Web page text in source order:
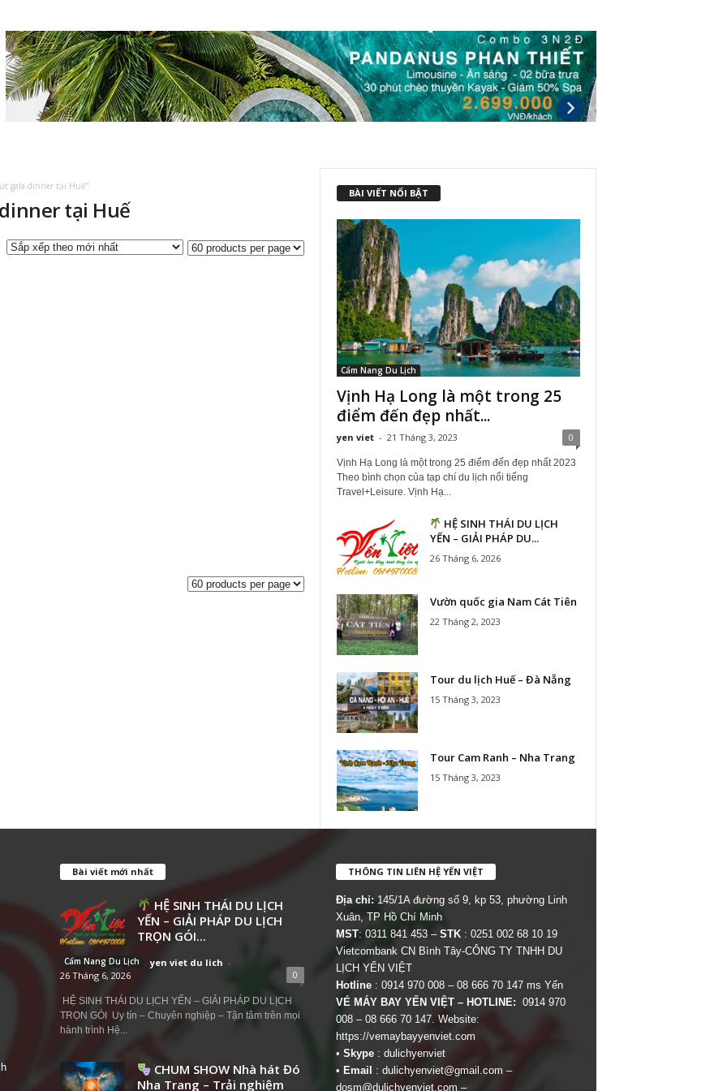
gala dinner tại Huế”
tại Huế
BÀI VIẾT NỔI BẬT
Cẩm Nang Du Lịch
Vịnh Hạ Long là một trong 25
điểm đến đẹp nhất...
yen viet - 21 Tháng 3, 2023 0
Vịnh Hạ Long là một trong 25 điểm đến đẹp nhất 2023
Theo bình chọn của tạp chí du lịch nổi tiếng
Travel+Leisure. Vịnh Hạ...
HỆ SINH THÁI DU LỊCH
YẾN – GIẢI PHÁP DU...
26 Tháng 6, 2026
Vườn quốc gia Nam Cát Tiên
22 Tháng 2, 2023
Tour du lịch Huế – Đà Nẵng
15 Tháng 3, 2023
Tour Cam Ranh – Nha Trang
15 Tháng 3, 2023
Bài viết mới nhất
HỆ SINH THÁI DU LỊCH
YẾN – GIẢI PHÁP DU LỊCH
TRỌN GÓI...
Cẩm Nang Du Lịch yen viet du lich -
26 Tháng 6, 2026
0
HỆ SINH THÁI DU LỊCH YẾN – GIẢI PHÁP DU LỊCH
TRỌN GÓI Uy tín – Chuyên nghiệp – Tận tâm trên mọi
hành trình Hệ...
CHUM SHOW Nhà hát Đó
Nha Trang – Trải nghiệm
THÔNG TIN LIÊN HỆ YẾN VIỆT
Địa chỉ: 145/1A đường số 9, kp 53, phường Linh
Xuân, TP Hồ Chí Minh
MST: 0311 841 453 – STK: 0251 002 68 10 19
Vietcombank CN Bình Tây-CÔNG TY TNHH DU
LỊCH YẾN VIỆT
Hotline : 0914 970 008 – 08 666 70 147 ms Yến
VÉ MÁY BAY YẾN VIỆT – HOTLINE: 0914 970
008 – 08 666 70 147. Website:
https://vemaybayyenviet.com
• Skype: dulichyenviet
• Email : dulichyenviet@gmail.com –
dosm@dulichyenviet.com –